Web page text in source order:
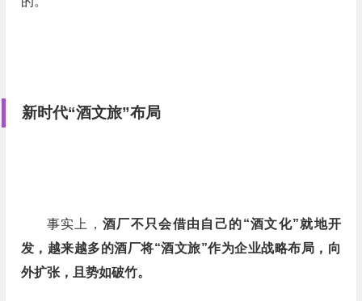
新时代“酒文旅”布局
事实上， 酒厂不只会借由自己的“酒文化”就地开
发，越来越多的酒厂将“酒文旅”作为企业战略布局，向
外扩张，且势如破竹。